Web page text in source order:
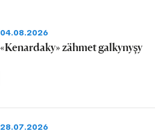
04.08.2026
«Kenardaky» zähmet galkynyşy
28.07.2026